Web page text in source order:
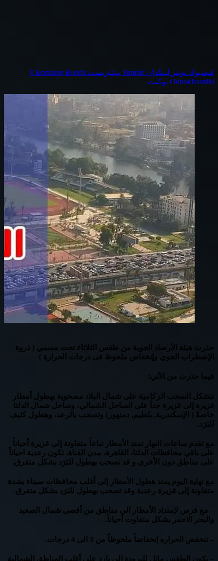
فيسبوك تويتر لينكدإن بينتيريست
Odnoklassniki بوكيت
حذرت هيئة الأرصاد الجوية من طقس الثلاثاء تحت مسمي ( ذروة
الإضطراب الجوي وإنخفاض ملحوظ فى درجات الحرارة )
فيما حذرت من الآتي:
تتشكل السحب الركامية على شمال البلاد مصحوبة بهطول أمطار
غزيرة إلى غزيرة جداً على الساحل الشمالي، وساحل شمال الدلتا
خاصةً ( الإسكندرية, بلطيم, دمنهور) وتصحب بالرعد، وهطول كثيف
للبَرَد.
مع تقدم ساعات النهار تمتد الأمطار تباعاً متفاوتة إلى غزيرة أحياناً
على باقي محافظات الدلتا، القاهرة، مدن القناة، تكون رعدية احياناً
على مناطق دون الأخرى و قد تصحب بهطول للبَرَد بشكل متفرق.
مع نهاية اليوم يمتد هطول الأمطار إلى أغلب محافظات سيناء بشدة
متفاوتة إلى غزيرة رعدية وقد تصحب بهطول للبَرَد بشكل متفرق.
– مع فرص لإمتداد الأمطار الى مناطق من أقصى شمال الصعيد
والبحر الاحمر بشكل متفاوت أحياناً.
– تنخفض الحراره إنخفاضاً ملحوظاً من 3 الى 4 درجات.
– يكون الطقس مائل للبرودة الى بارد على أغلب المناطق الشمالية